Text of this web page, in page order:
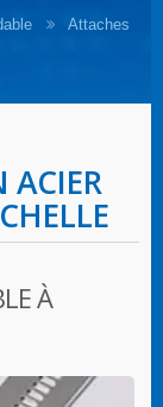
Attaches
ACIER
À